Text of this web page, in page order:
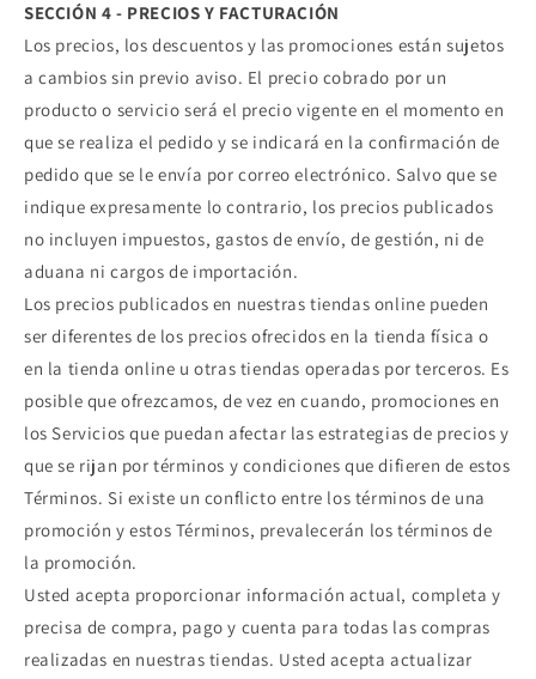
SECCIÓN 4 - PRECIOS Y FACTURACIÓN
Los precios, los descuentos y las promociones están sujetos
a cambios sin previo aviso. El precio cobrado por un
producto o servicio será el precio vigente en el momento en
que se realiza el pedido y se indicará en la confirmación de
pedido que se le envía por correo electrónico. Salvo que se
indique expresamente lo contrario, los precios publicados
no incluyen impuestos, gastos de envío, de gestión, ni de
aduana ni cargos de importación.
Los precios publicados en nuestras tiendas online pueden
ser diferentes de los precios ofrecidos en la tienda física o
en la tienda online u otras tiendas operadas por terceros. Es
posible que ofrezcamos, de vez en cuando, promociones en
los Servicios que puedan afectar las estrategias de precios y
que se rijan por términos y condiciones que difieren de estos
Términos. Si existe un conflicto entre los términos de una
promoción y estos Términos, prevalecerán los términos de
la promoción.
Usted acepta proporcionar información actual, completa y
precisa de compra, pago y cuenta para todas las compras
realizadas en nuestras tiendas. Usted acepta actualizar